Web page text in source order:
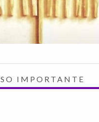
IMPORTANTE